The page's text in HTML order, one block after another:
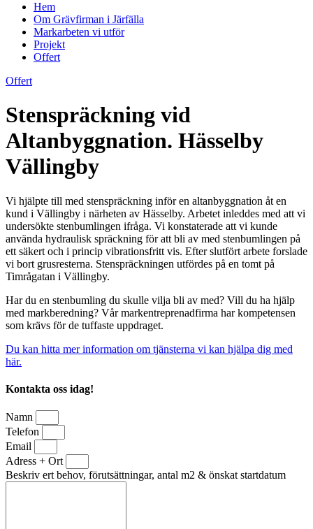
Hem
Om Grävfirman i Järfälla
Markarbeten vi utför
Projekt
Offert
Offert
Stenspräckning vid
Altanbyggnation. Hässelby
Vällingby
Vi hjälpte till med stenspräckning inför en altanbyggnation åt en
kund i Vällingby i närheten av Hässelby. Arbetet inleddes med att vi
undersökte stenbumlingen ifråga. Vi konstaterade att vi kunde
använda hydraulisk spräckning för att bli av med stenbumlingen på
ett säkert och i princip vibrationsfritt vis. Efter slutfört arbete forslade
vi bort grusresterna. Stenspräckningen utfördes på en tomt på
Timrågatan i Vällingby.
Har du en stenbumling du skulle vilja bli av med? Vill du ha hjälp
med markberedning? Vår markentreprenadfirma har kompetensen
som krävs för de tuffaste uppdraget.
Du kan hitta mer information om tjänsterna vi kan hjälpa dig med
här.
Kontakta oss idag!
Namn
Telefon
Email
Adress + Ort
Beskriv ert behov, förutsättningar, antal m2 & önskat startdatum